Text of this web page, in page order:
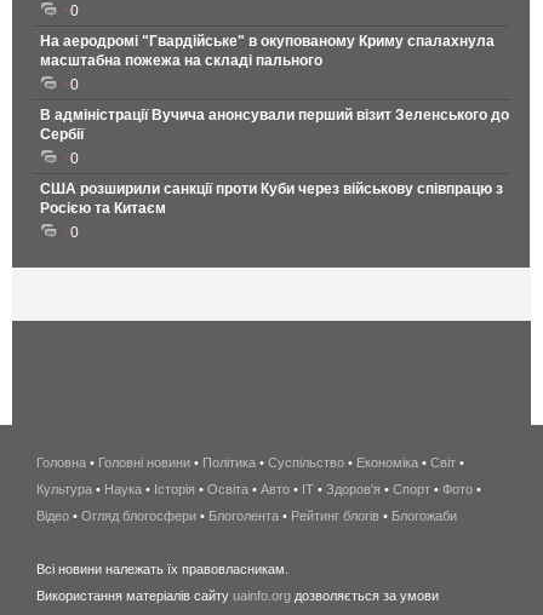
0
На аеродромі "Гвардійське" в окупованому Криму спалахнула
масштабна пожежа на складі пального
0
В адміністрації Вучича анонсували перший візит Зеленського до
Сербії
0
США розширили санкції проти Куби через військову співпрацю з
Росією та Китаєм
0
беспроводной
интернет
киев
wimax
Головна • Головні новини • Політика • Суспільство • Економіка • Світ •
Культура • Наука • Історія • Освіта • Авто • IT • Здоров'я • Спорт • Фото •
Відео • Огляд блогосфери • Блоголента • Рейтинг блогів • Блогожаби
Всі новини належать їх правовласникам.
Використання матеріалів сайту uainfo.org дозволяється за умови